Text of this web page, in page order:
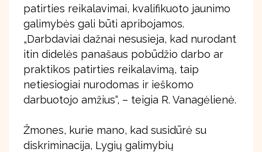
patirties reikalavimai, kvalifikuoto jaunimo
galimybės gali būti apribojamos.
„Darbdaviai dažnai nesusieja, kad nurodant
itin didelės panašaus pobūdžio darbo ar
praktikos patirties reikalavimą, taip
netiesiogiai nurodomas ir ieškomo
darbuotojo amžius“, – teigia R. Vanagėlienė.
Žmones, kurie mano, kad susidūrė su
diskriminacija, Lygių galimybių